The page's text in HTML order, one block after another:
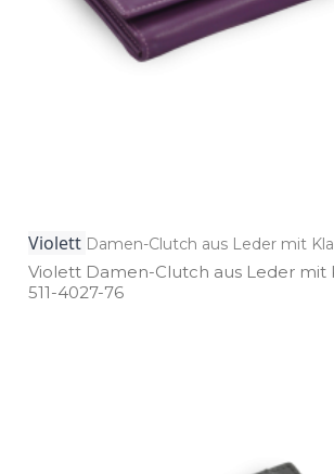
Violett Damen-Clutch aus Leder mit
Violett Damen­-Clutch aus Leder mit
511­-4027­-76